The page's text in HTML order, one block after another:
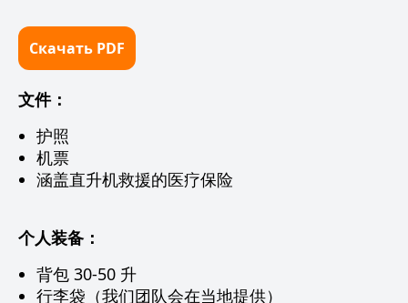
Скачать PDF
文件：
护照
机票
涵盖直升机救援的医疗保险
个人装备：
背包 30-50 升
行李袋（我们团队会在当地提供）